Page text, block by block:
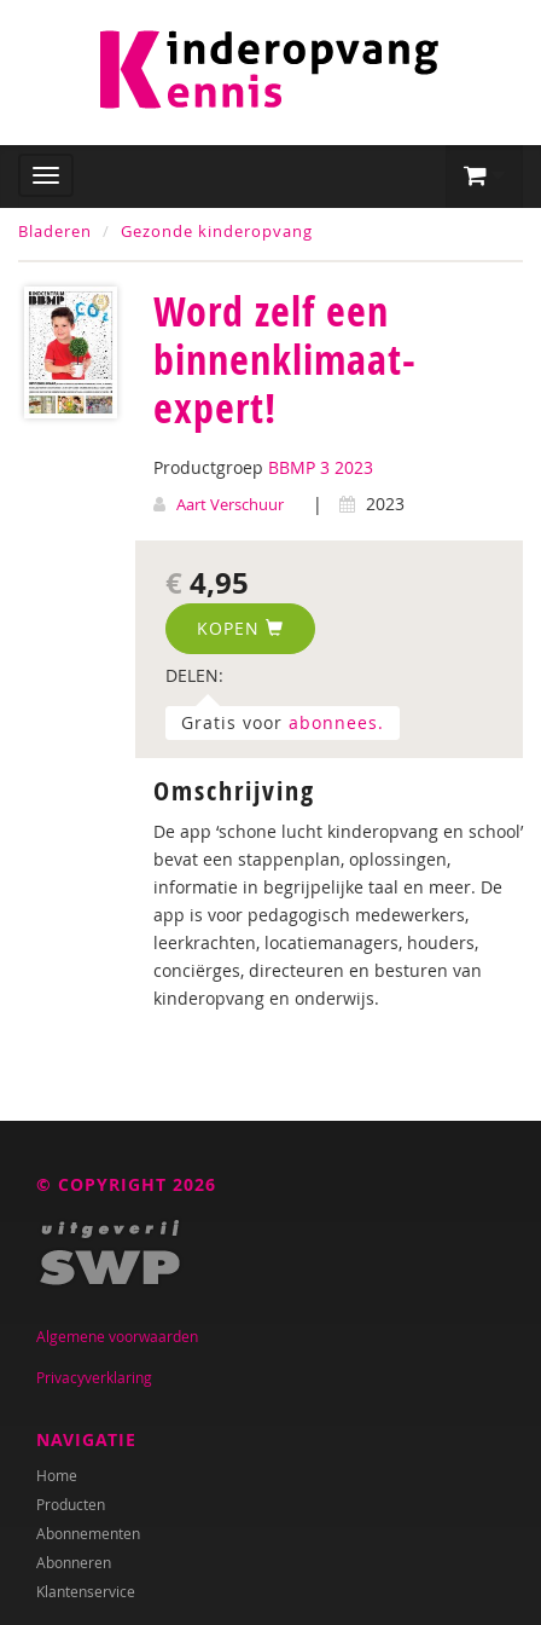
Bladeren Gezonde kinderopvang
Word zelf een
binnenklimaat-
expert!
Productgroep BBMP 3 2023
Aart Verschuur | 2023
€ 4,95
KOPEN
DELEN:
Gratis voor abonnees.
Omschrijving
De app ‘schone lucht kinderopvang en school’
bevat een stappenplan, oplossingen,
informatie in begrijpelijke taal en meer. De
app is voor pedagogisch medewerkers,
leerkrachten, locatiemanagers, houders,
conciërges, directeuren en besturen van
kinderopvang en onderwijs.
© COPYRIGHT 2026
Algemene voorwaarden
Privacyverklaring
NAVIGATIE
Home
Producten
Abonnementen
Abonneren
Klantenservice